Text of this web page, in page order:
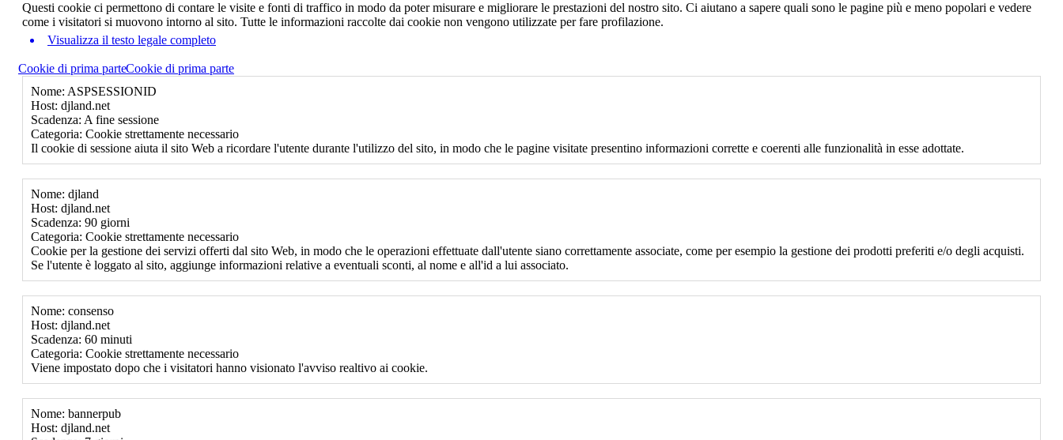
Questi cookie ci permettono di contare le visite e fonti di traffico in modo da poter misurare e migliorare le prestazioni del nostro sito. Ci aiutano a sapere quali sono le pagine più e meno popolari e vedere
come i visitatori si muovono intorno al sito. Tutte le informazioni raccolte dai cookie non vengono utilizzate per fare profilazione.
Visualizza il testo legale completo
Cookie di prima parteCookie di prima parte
Nome: ASPSESSIONID
Host: djland.net
Scadenza: A fine sessione
Categoria: Cookie strettamente necessario
Il cookie di sessione aiuta il sito Web a ricordare l'utente durante l'utilizzo del sito, in modo che le pagine visitate presentino informazioni corrette e coerenti alle funzionalità in esse adottate.
Nome: djland
Host: djland.net
Scadenza: 90 giorni
Categoria: Cookie strettamente necessario
Cookie per la gestione dei servizi offerti dal sito Web, in modo che le operazioni effettuate dall'utente siano correttamente associate, come per esempio la gestione dei prodotti preferiti e/o degli acquisti.
Se l'utente è loggato al sito, aggiunge informazioni relative a eventuali sconti, al nome e all'id a lui associato.
Nome: consenso
Host: djland.net
Scadenza: 60 minuti
Categoria: Cookie strettamente necessario
Viene impostato dopo che i visitatori hanno visionato l'avviso realtivo ai cookie.
Nome: bannerpub
Host: djland.net